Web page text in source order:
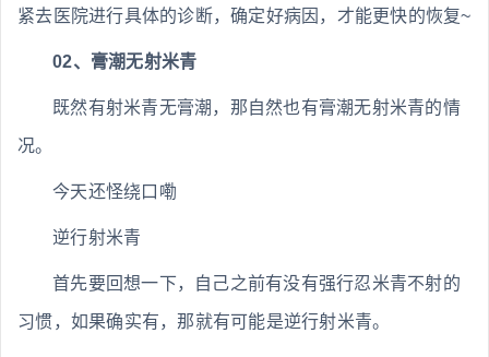
紧去医院进行具体的诊断，确定好病因，才能更快的恢复~
02、膏潮无射米青
既然有射米青无膏潮，那自然也有膏潮无射米青的情
况。
今天还怪绕口嘞
逆行射米青
首先要回想一下，自己之前有没有强行忍米青不射的
习惯，如果确实有，那就有可能是逆行射米青。